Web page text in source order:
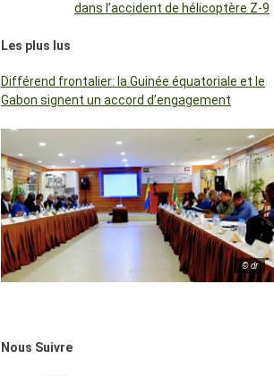
dans l’accident de hélicoptère Z-9
Les plus lus
Différend frontalier: la Guinée équatoriale et le
Gabon signent un accord d’engagement
© dr
Nous Suivre